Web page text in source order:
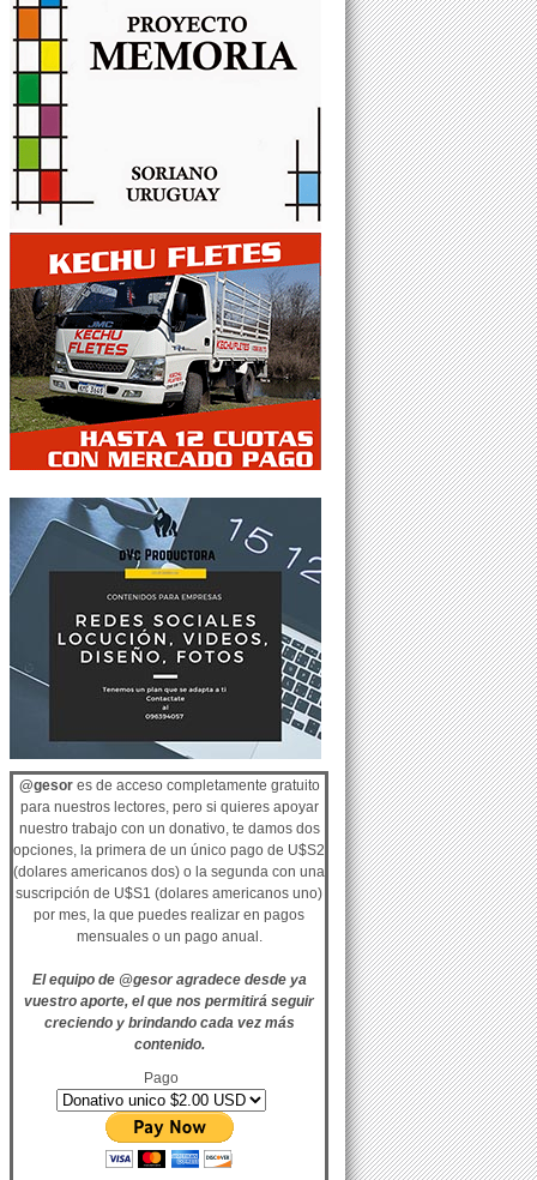
@gesores de acceso completamente gratuito
para nuestros lectores, pero si quieres apoyar
nuestro trabajo con un donativo, te damos dos
opciones, la primera de un único pago de U$S2
(dolares americanos dos) o la segunda con una
suscripción de U$S1 (dolares americanos uno)
por mes, la que puedes realizar en pagos
mensuales o un pago anual.
El equipo de @gesor agradece desde ya
vuestro aporte, el que nos permitirá seguir
creciendo y brindando cada vez más
contenido.
Pago